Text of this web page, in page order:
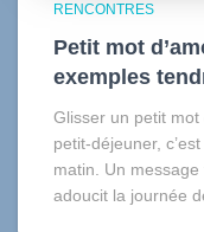
RENCONTRES
Petit mot
exemples
Glisser un petit mot
petit-déjeuner,
matin. Un
adoucit la journée